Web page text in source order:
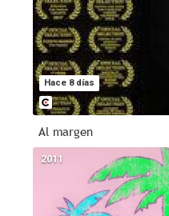
Hace 8 días
Al margen
2011